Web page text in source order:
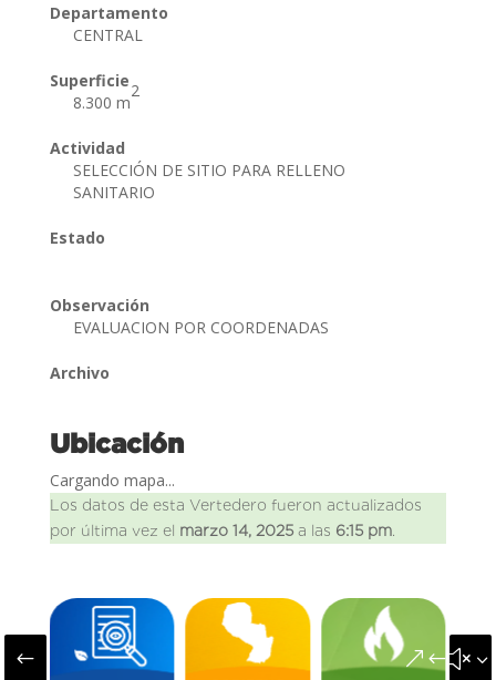
Departamento
CENTRAL
Superficie
8.300 m
2
Actividad
SELECCIÓN DE SITIO PARA RELLENO
SANITARIO
Estado
Observación
EVALUACION POR COORDENADAS
Archivo
Ubicación
Cargando mapa...
Los datos de esta Vertedero fueron actualizados
por última vez el marzo 14, 2025a las 6:15 pm.
#